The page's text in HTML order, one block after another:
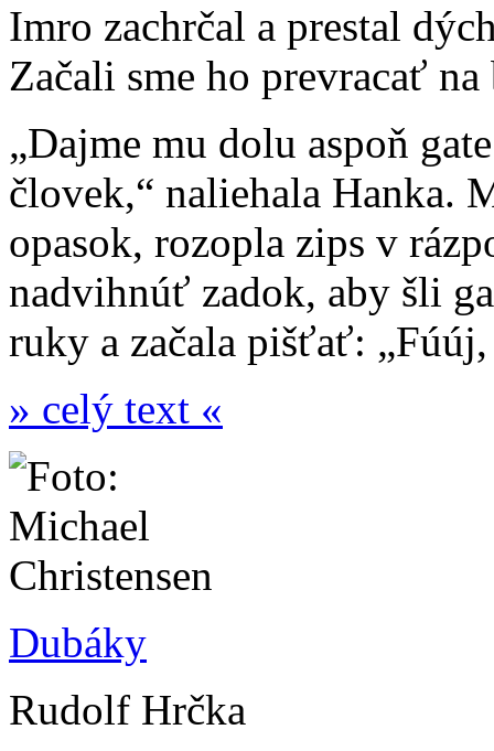
Imro zachrčal a prestal
Začali sme ho prevracať
„Dajme mu dolu aspoň
človek,“ naliehala Hanka.
opasok, rozopla zips v
nadvihnúť zadok, aby šli
ruky a začala pišťať:
» celý text «
Dubáky
Rudolf Hrčka